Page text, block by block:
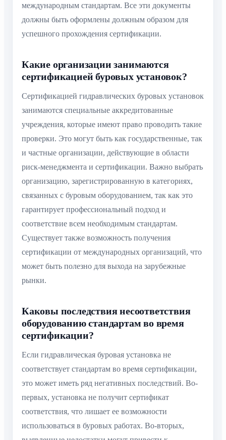
международным стандартам. Все эти документы
должны быть оформлены должным образом для
успешного прохождения сертификации.
Какие организации занимаются
сертификацией буровых установок?
Сертификацией гидравлических буровых установок
занимаются специальные аккредитованные
учреждения, которые имеют право проводить такие
проверки. Это могут быть как государственные, так
и частные организации, действующие в области
риск-менеджмента и сертификации. Важно выбрать
организацию, зарегистрированную в категориях,
связанных с буровым оборудованием, так как это
гарантирует профессиональный подход и
соответствие всем необходимым стандартам.
Существует также возможность получения
сертификации от международных организаций, что
может быть полезно для выхода на зарубежные
рынки.
Каковы последствия несоответствия
оборудованию стандартам во время
сертификации?
Если гидравлическая буровая установка не
соответствует стандартам во время сертификации,
это может иметь ряд негативных последствий. Во-
первых, установка не получит сертификат
соответствия, что лишает ее возможности
использоваться в буровых работах. Во-вторых,